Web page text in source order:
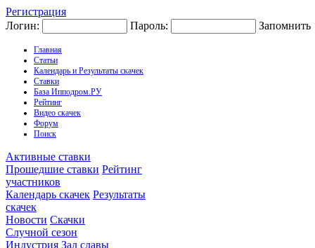
Регистрация
Логин:
Пароль: Запомнить
Главная
Статьи
Календарь и Результаты скачек
Ставки
База Ипподром.РУ
Рейтинг
Видео скачек
Форум
Поиск
Активные ставки
Прошедшие ставки Рейтинг
участников
Календарь скачек Результаты
скачек
Новости Скачки
Случной сезон
Индустрия Зал славы